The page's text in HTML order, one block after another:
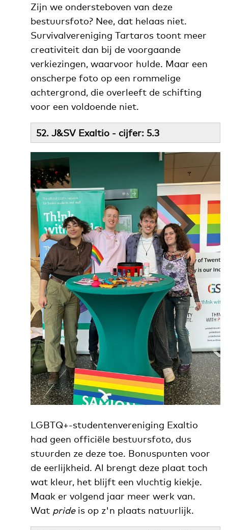
Zijn we ondersteboven van deze
bestuursfoto? Nee, dat helaas niet.
Survivalvereniging Tartaros toont meer
creativiteit dan bij de voorgaande
verkiezingen, waarvoor hulde. Maar een
onscherpe foto op een rommelige
achtergrond, die overleeft de schifting
voor een voldoende niet.
52. J&SV Exaltio - cijfer: 5.3
LGBTQ+-studentenvereniging Exaltio
had geen officiële bestuursfoto, dus
stuurden ze deze toe. Bonuspunten voor
de eerlijkheid. Al brengt deze plaat toch
wat kleur, het blijft een vluchtig kiekje.
Maak er volgend jaar meer werk van.
Wat pride is op z'n plaats natuurlijk.